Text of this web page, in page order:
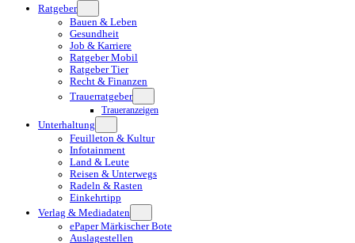
Ratgeber
Bauen & Leben
Gesundheit
Job & Karriere
Ratgeber Mobil
Ratgeber Tier
Recht & Finanzen
Trauerratgeber
Traueranzeigen
Unterhaltung
Feuilleton & Kultur
Infotainment
Land & Leute
Reisen & Unterwegs
Radeln & Rasten
Einkehrtipp
Verlag & Mediadaten
ePaper Märkischer Bote
Auslagestellen